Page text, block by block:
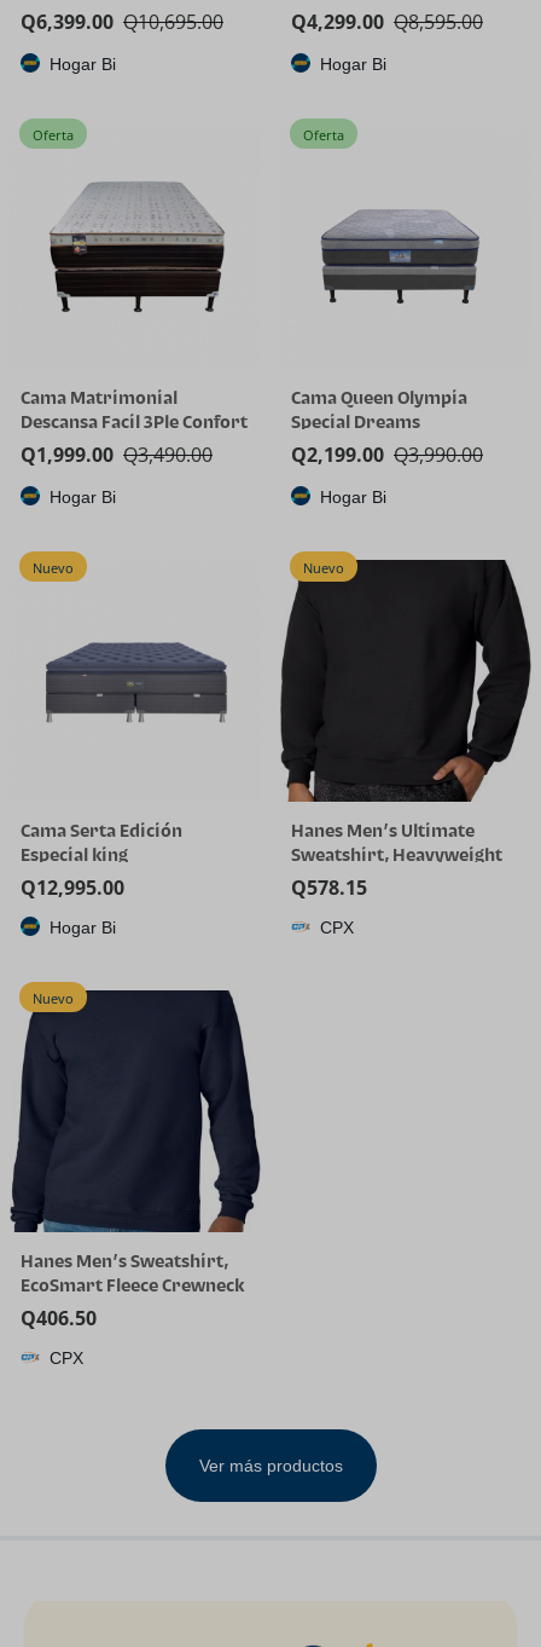
Q10,695.00
Q6,399.00
Hogar Bi
Q8,595.00
Q4,299.00
Hogar Bi
Oferta
Cama Matrimonial
Descansa Facil 3Ple Confort
Q3,490.00
Q1,999.00
Hogar Bi
Oferta
Cama Queen Olympia
Special Dreams
Q3,990.00
Q2,199.00
Hogar Bi
Nuevo
Cama Serta Edición
Especial king
Q12,995.00
Hogar Bi
Nuevo
Hanes Men’s Ultimate
Sweatshirt, Heavyweight
Fleece Sweatshirt,
Crewneck Pullover for Men
Q578.15
CPX
Nuevo
Hanes Men’s Sweatshirt,
EcoSmart Fleece Crewneck
Sweatshirt, Big & Tall
Available, 1 or 2-Pack
Q406.50
CPX
Ver más productos